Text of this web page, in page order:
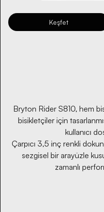
Keşfet
Bryton Rider S810, hem
bisikletçiler için
kullanıcı
Çarpıcı 3,5 inç renkli
sezgisel bir arayüzle
zamanlı